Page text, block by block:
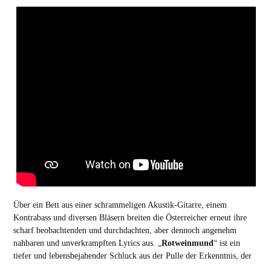
Über ein Bett aus einer schrammeligen Akustik-Gitarre, einem
Kontrabass und diversen Bläsern breiten die Österreicher erneut ihre
scharf beobachtenden und durchdachten, aber dennoch angenehm
nahbaren und unverkrampften Lyrics aus. „Rotweinmund“ ist ein
tiefer und lebensbejahender Schluck aus der Pulle der Erkenntnis, der